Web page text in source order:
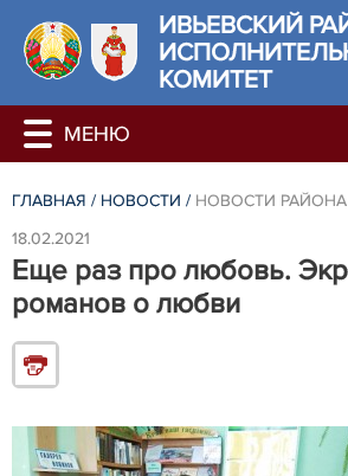
ИВЬЕВСКИЙ
КОМИТЕТ
ГЛАВНАЯ / НОВОСТИ / НОВОСТИ РАЙОНА
18.02.2021
Еще раз про любовь.
романов о любви